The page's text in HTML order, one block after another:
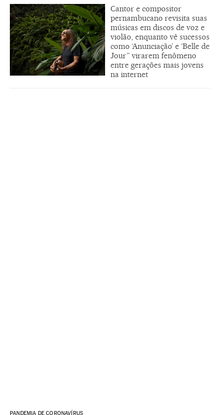
Cantor e compositor
pernambucano revisita suas
músicas em discos de voz e
violão, enquanto vê sucessos
como ‘Anunciação’ e ‘Belle de
Jour” virarem fenômeno
entre gerações mais jovens
na internet
PANDEMIA DE CORONAVÍRUS